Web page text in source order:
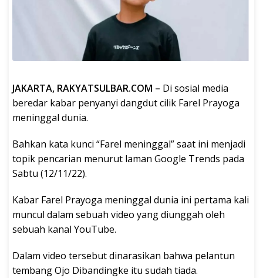
JAKARTA, RAKYATSULBAR.COM – Di sosial media
beredar kabar penyanyi dangdut cilik Farel Prayoga
meninggal dunia.
Bahkan kata kunci “Farel meninggal” saat ini menjadi
topik pencarian menurut laman Google Trends pada
Sabtu (12/11/22).
Kabar Farel Prayoga meninggal dunia ini pertama kali
muncul dalam sebuah video yang diunggah oleh
sebuah kanal YouTube.
Dalam video tersebut dinarasikan bahwa pelantun
tembang Ojo Dibandingke itu sudah tiada.